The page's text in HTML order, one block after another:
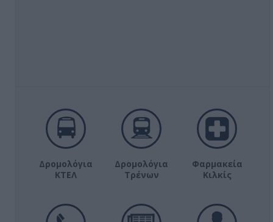
Δρομολόγια
ΚΤΕΛ
Δρομολόγια
Τρένων
Φαρμακεία
Κιλκίς